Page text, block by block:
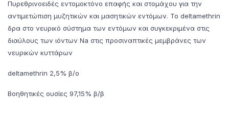
5.90€.
Πυρεθρινοειδές εντομοκτόνο επαφής και στομάχου για την
αντιμετώπιση μυζητικών και μασητικών εντόμων. Το deltamethrin
δρα στο νευρικό σύστημα των εντόμων και συγκεκριμένα στις
διαύλους των ιόντων Na στις προσιναπτικές μεμβράνες των
νευρικών κυττάρων
deltamethrin 2,5% β/ο
Βοηθητικές ουσίες 97,15% β/β